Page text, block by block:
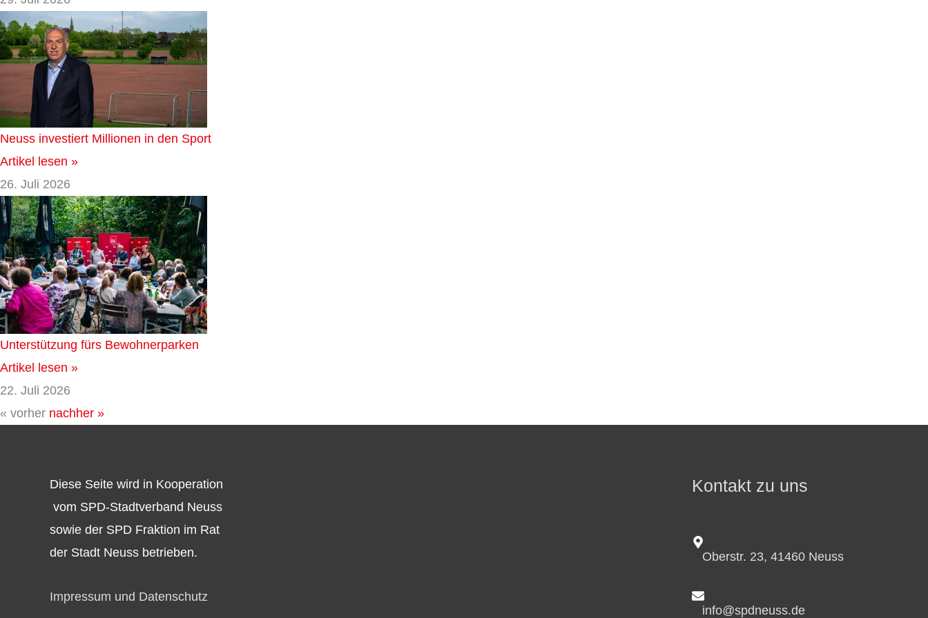
Neuss investiert Millionen in den Sport
Artikel lesen »
26. Juli 2026
Unterstützung fürs Bewohnerparken
Artikel lesen »
22. Juli 2026
« vorher nachher »
Diese Seite wird in Kooperation
vom SPD-Stadtverband Neuss
sowie der SPD Fraktion im Rat
der Stadt Neuss betrieben.
Impressum und Datenschutz
Kontakt zu uns
Oberstr. 23, 41460 Neuss
info@spdneuss.de